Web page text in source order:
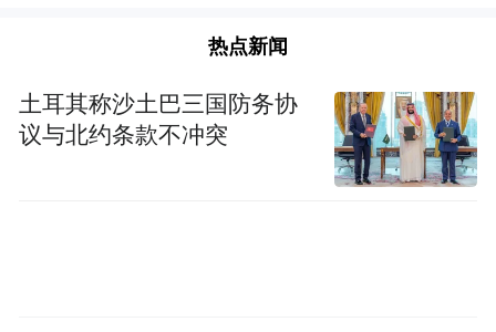
热点新闻
土耳其称沙土巴三国防务协
议与北约条款不冲突